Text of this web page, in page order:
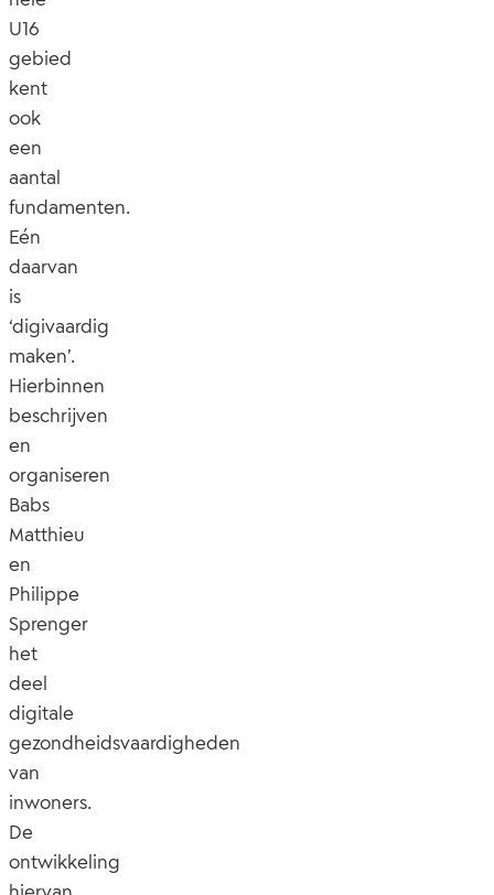
U16
gebied
kent
ook
een
aantal
fundamenten.
Eén
daarvan
is
‘digivaardig
maken’.
Hierbinnen
beschrijven
en
organiseren
Babs
Matthieu
en
Philippe
Sprenger
het
deel
digitale
gezondheidsvaardigheden
van
inwoners.
De
ontwikkeling